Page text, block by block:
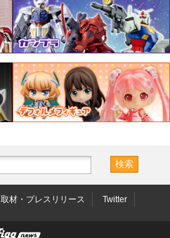
取材・プレスリリース Twitter